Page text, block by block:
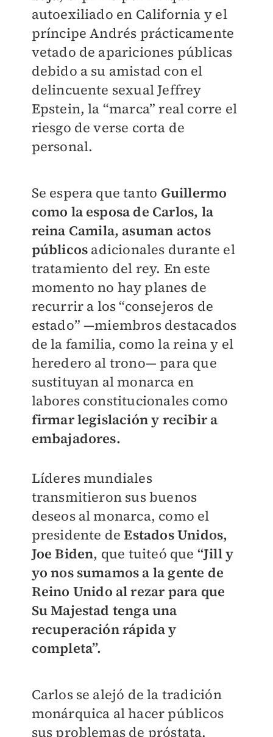
autoexiliado en California y el
príncipe Andrés prácticamente
vetado de apariciones públicas
debido a su amistad con el
delincuente sexual Jeffrey
Epstein, la “marca” real corre el
riesgo de verse corta de
personal.
Se espera que tanto Guillermo
como la esposa de Carlos, la
reina Camila, asuman actos
públicos adicionales durante el
tratamiento del rey. En este
momento no hay planes de
recurrir a los “consejeros de
estado” —miembros destacados
de la familia, como la reina y el
heredero al trono— para que
sustituyan al monarca en
labores constitucionales como
firmar legislación y recibir a
embajadores.
Líderes mundiales
transmitieron sus buenos
deseos al monarca, como el
presidente deEstados Unidos,
Joe Biden, que tuiteó que “Jill y
yo nos sumamos a la gente de
Reino Unido al rezar para que
Su Majestad tenga una
recuperación rápida y
completa”.
Carlos se alejó de la tradición
monárquica al hacer públicos
sus problemas de próstata.